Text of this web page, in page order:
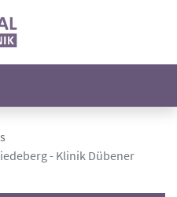
- Klinik Dübener